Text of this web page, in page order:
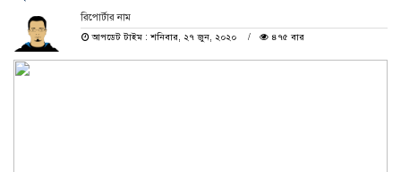
রিপোর্টার নাম
আপডেট টাইম : শনিবার, ২৭ জুন, ২০২০
৪৭৫ বার